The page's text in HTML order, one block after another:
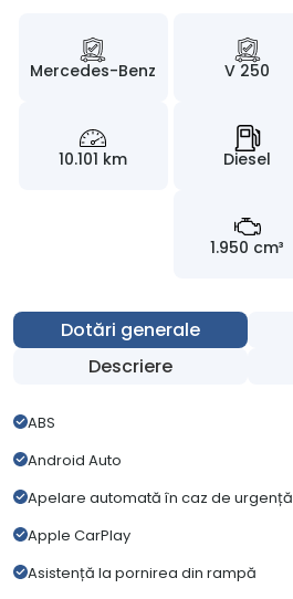
Mercedes-Benz V 250
10.101 km Diesel
1.950 cm³
Dotări generale
Descriere
ABS
Android Auto
Apelare automată în caz de urgență
Apple CarPlay
Asistență la pornirea din rampă